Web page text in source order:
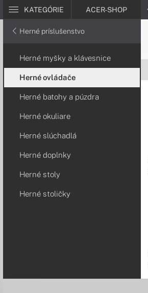
KATEGÓRIE ACER-SHOP
Herné príslušenstvo
Herné myšky a klávesnice
Herné ovládače
Herné batohy a púzdra
Herné okuliare
Herné slúchadlá
Herné doplnky
Herné stoly
Herné stoličky